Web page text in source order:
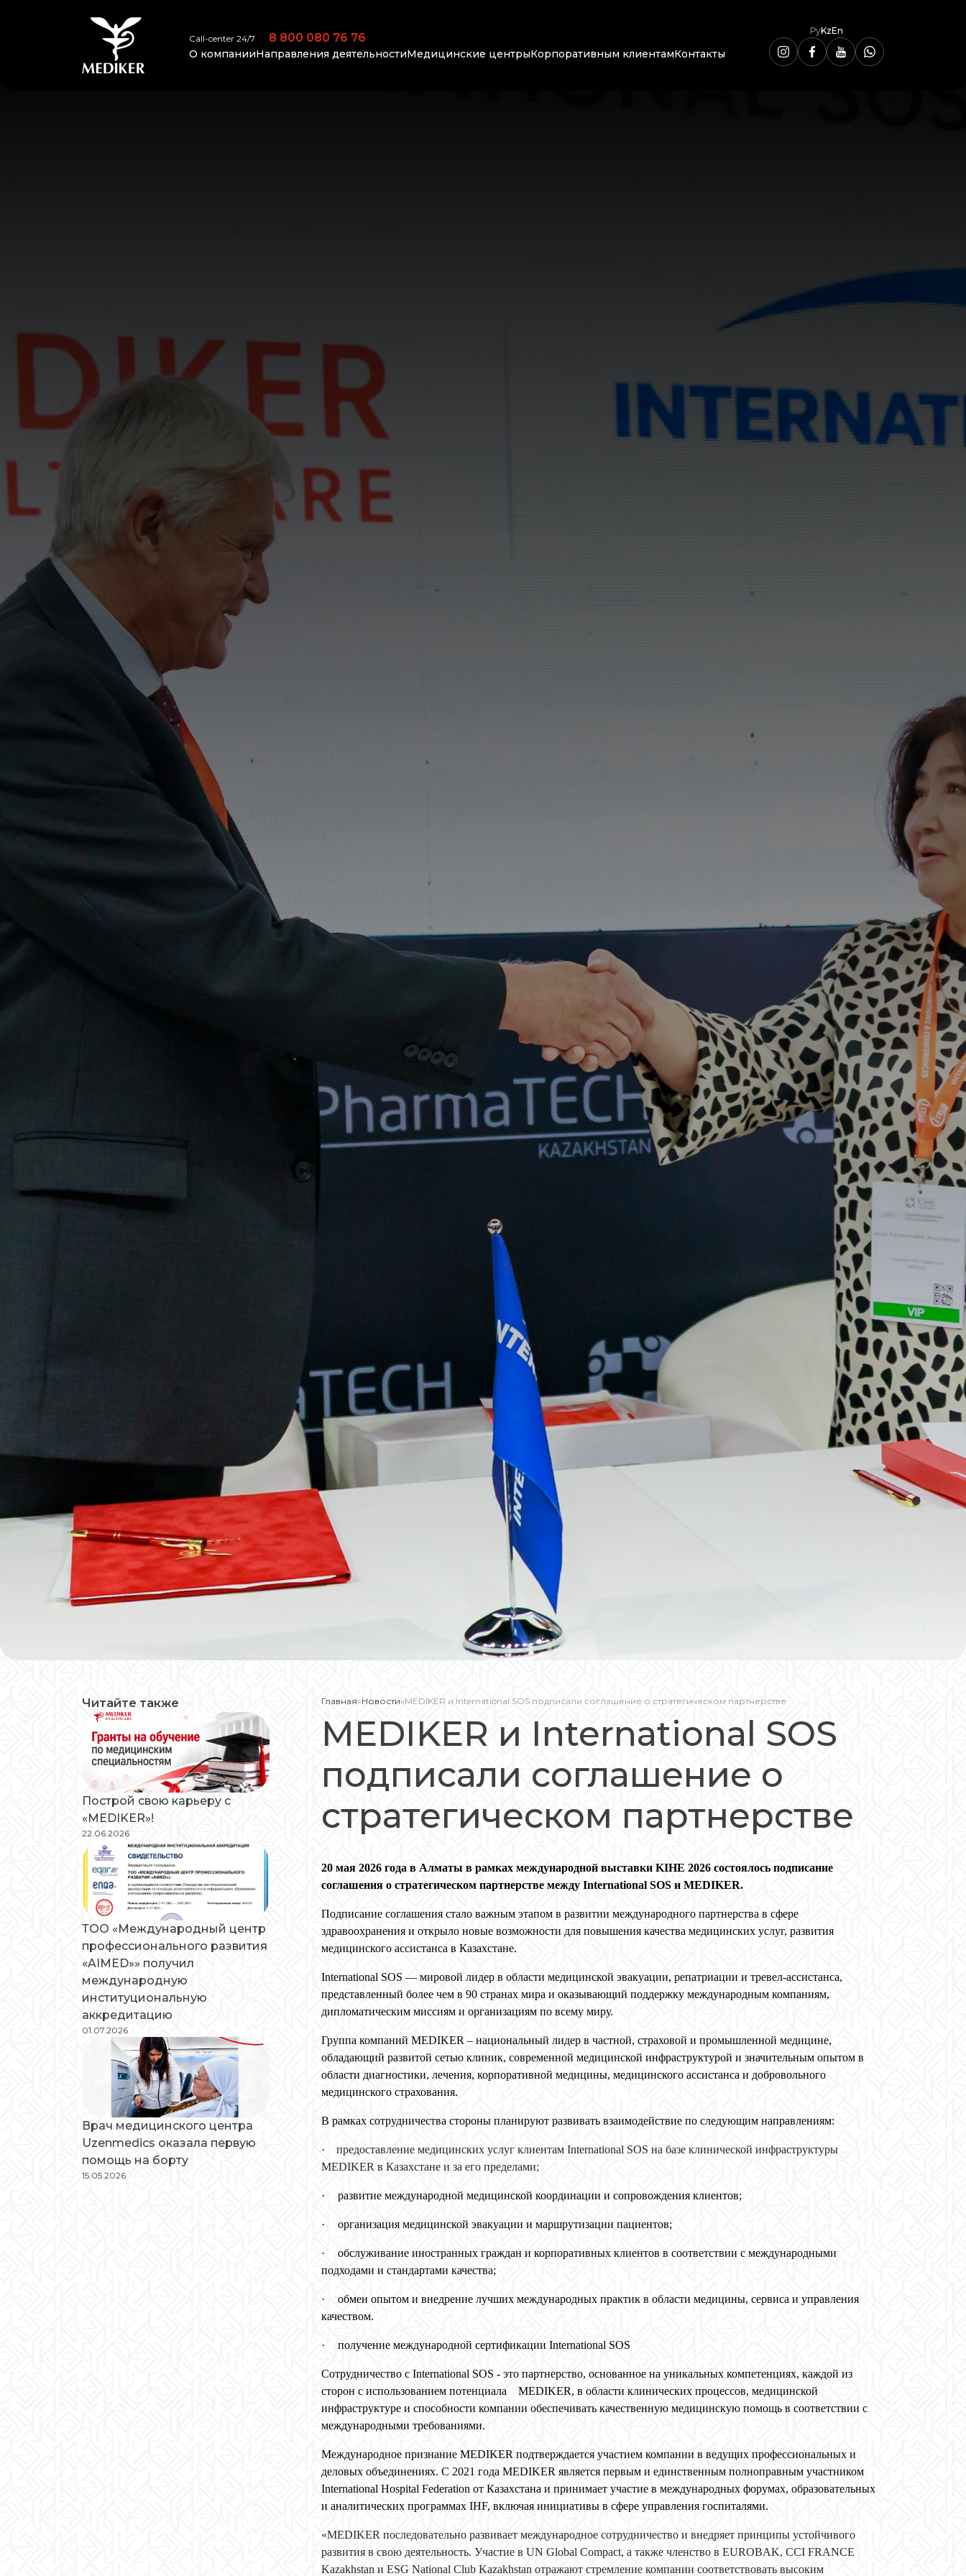
Call-center 24/7 8 800 080 76 76
О компанииНаправления деятельностиМедицинские центрыКорпоративным клиентамКонтакты
РуKzEn
Читайте также
Построй свою карьеру с
«MEDIKER»!
22.06.2026
ТОО «Международный центр
профессионального развития
«AIMED»» получил
международную
институциональную
аккредитацию
01.07.2026
Врач медицинского центра
Uzenmedics оказала первую
помощь на борту
15.05.2026
Главная»Новости»MEDIKER и International SOS подписали соглашение о стратегическом партнерстве
MEDIKER и International SOS
подписали соглашение о
стратегическом партнерстве
20 мая 2026 года в Алматы в рамках международной выставки KIHE 2026 состоялось подписание
соглашения о стратегическом партнерстве между International SOS и MEDIKER.
Подписание соглашения стало важным этапом в развитии международного партнерства в сфере
здравоохранения и открыло новые возможности для повышения качества медицинских услуг, развития
медицинского ассистанса в Казахстане.
International SOS — мировой лидер в области медицинской эвакуации, репатриации и тревел-ассистанса,
представленный более чем в 90 странах мира и оказывающий поддержку международным компаниям,
дипломатическим миссиям и организациям по всему миру.
Группа компаний MEDIKER – национальный лидер в частной, страховой и промышленной медицине,
обладающий развитой сетью клиник, современной медицинской инфраструктурой и значительным опытом в
области диагностики, лечения, корпоративной медицины, медицинского ассистанса и добровольного
медицинского страхования.
В рамках сотрудничества стороны планируют развивать взаимодействие по следующим направлениям:
· предоставление медицинских услуг клиентамInternational SOS на базе клинической инфраструктуры
MEDIKER в Казахстане и за его пределами;
· развитие международной медицинской координации и сопровождения клиентов;
· организация медицинской эвакуации и маршрутизации пациентов;
·
обслуживание иностранных граждан и корпоративных клиентов в соответствии с международными
подходами и стандартами качества;
·
обмен опытом и внедрение лучших международных практик в области медицины, сервиса и управления
качеством.
· получение международной сертификации International SOS
Сотрудничество с International SOS - это партнерство, основанное на уникальных компетенциях, каждой из
сторон с использованием потенциала
MEDIKER, в области клинических процессов, медицинской
инфраструктуре и способности компании обеспечивать качественную медицинскую помощь в соответствии с
международными требованиями.
Международное признание MEDIKER подтверждается участием компании в ведущих профессиональных и
деловых объединениях. С 2021 года MEDIKER является первым и единственным полноправным участником
International Hospital Federation от Казахстана и принимает участие в международных форумах, образовательных
и аналитических программах IHF, включая инициативы в сфере управления госпиталями.
«MEDIKER последовательно развивает международное сотрудничество и внедряет принципы устойчивого
развития в свою деятельность. Участие в UN Global Compact, а также членство в EUROBAK, CCI FRANCE
Kazakhstan и ESG National Club Kazakhstan отражают стремление компании соответствовать высоким